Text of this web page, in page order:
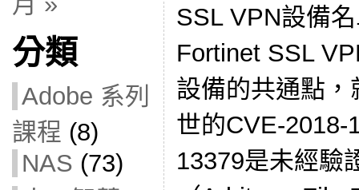
分類
Adobe 系列
課程 (8)
NAS (73)
SSL VPN設備
Fortinet SSL
設備的共通點
世的CVE-2018-
13379是未經驗